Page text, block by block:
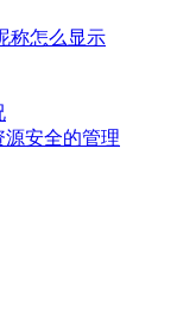
称怎么显示
源安全的管理